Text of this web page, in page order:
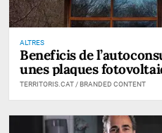
ALTRES
Beneficis de
unes plaques
TERRITORIS.CAT / BRANDED CONTENT